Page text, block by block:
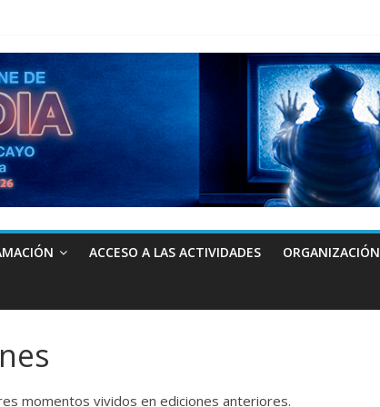
ACCESO A LAS ACTIVIDADES ORGANIZACIÓN
momentos vividos en ediciones anteriores.